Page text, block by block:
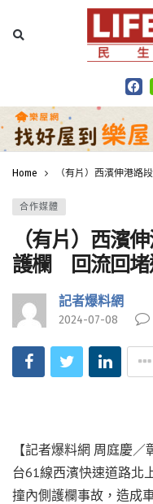
Home （有片）西濱伸港路
合作媒體
（有片）西濱
護欄 回流回堵
記者爆料網
2024-07-08
【記者爆料網 周庭慶
台61線西濱快速道路北
撞內側護欄事故，造成